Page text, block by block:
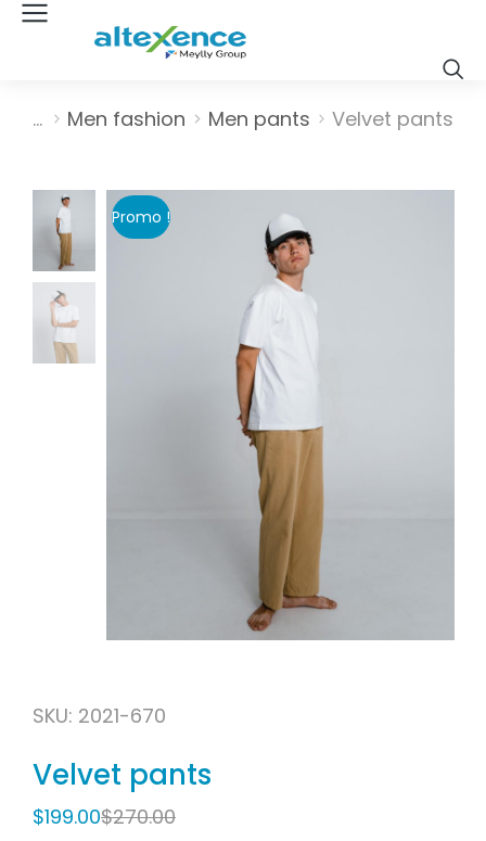
Vous êtes ici :
Men fashion Men pants Velvet pants
Promo !
SKU: 2021-670
Velvet pants
$270.00
$199.00